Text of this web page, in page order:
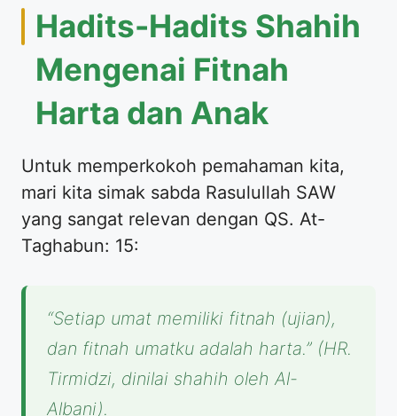
Hadits-Hadits Shahih
Mengenai Fitnah
Harta dan Anak
Untuk memperkokoh pemahaman kita,
mari kita simak sabda Rasulullah SAW
yang sangat relevan dengan QS. At-
Taghabun: 15:
“Setiap umat memiliki fitnah (ujian),
dan fitnah umatku adalah harta.” (HR.
Tirmidzi, dinilai shahih oleh Al-
Albani).